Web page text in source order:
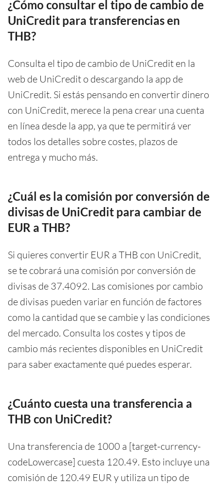
¿Cómo consultar el tipo de cambio de
UniCredit para transferencias en
THB?
Consulta el tipo de cambio de UniCredit en la
web de UniCredit o descargando la app de
UniCredit. Si estás pensando en convertir dinero
con UniCredit, merece la pena crear una cuenta
en línea desde la app, ya que te permitirá ver
todos los detalles sobre costes, plazos de
entrega y mucho más.
¿Cuál es la comisión por conversión de
divisas de UniCredit para cambiar de
EUR a THB?
Si quieres convertir EUR a THB con UniCredit,
se te cobrará una comisión por conversión de
divisas de 37.4092. Las comisiones por cambio
de divisas pueden variar en función de factores
como la cantidad que se cambie y las condiciones
del mercado. Consulta los costes y tipos de
cambio más recientes disponibles en UniCredit
para saber exactamente qué puedes esperar.
¿Cuánto cuesta una transferencia a
THB con UniCredit?
Una transferencia de 1000 a [target-currency-
codeLowercase] cuesta 120.49. Esto incluye una
comisión de 120.49 EUR y utiliza un tipo de